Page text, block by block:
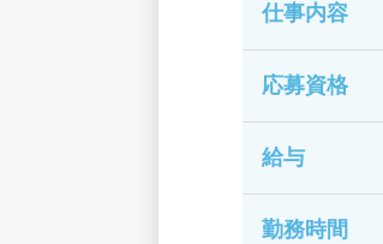
仕事内容
応募資格
給与
勤務時間